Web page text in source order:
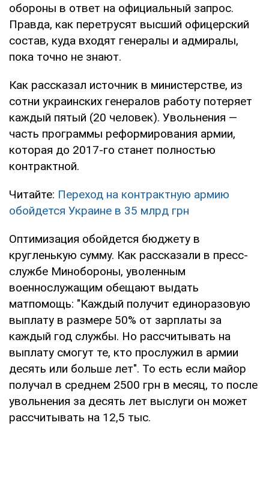
обороны в ответ на официальный запрос.
Правда, как перетрусят высший офицерский
состав, куда входят генералы и адмиралы,
пока точно не знают.
Как рассказал источник в министерстве, из
сотни украинских генералов работу потеряет
каждый пятый (20 человек). Увольнения —
часть программы реформирования армии,
которая до 2017-го станет полностью
контрактной.
Читайте: Переход на контрактную армию
обойдется Украине в 35 млрд грн
Оптимизация обойдется бюджету в
кругленькую сумму. Как рассказали в пресс-
службе Минобороны, уволенным
военнослужащим обещают выдать
матпомощь: "Каждый получит единоразовую
выплату в размере 50% от зарплаты за
каждый год службы. Но рассчитывать на
выплату смогут те, кто прослужил в армии
десять или больше лет". То есть если майор
получал в среднем 2500 грн в месяц, то после
увольнения за десять лет выслуги он может
рассчитывать на 12,5 тыс.